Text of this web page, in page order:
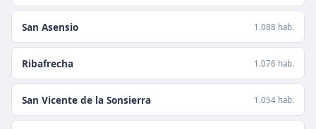
San Asensio 1.088 hab.
Ribafrecha 1.076 hab.
San Vicente de la Sonsierra 1.054 hab.